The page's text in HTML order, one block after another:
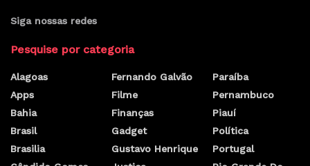
Siga nossas redes
Pesquise por categoria
Alagoas
Apps
Bahia
Brasil
Brasilia
Fernando Galvão
Filme
Finanças
Gadget
Gustavo Henrique
Paraíba
Pernambuco
Piauí
Política
Portugal